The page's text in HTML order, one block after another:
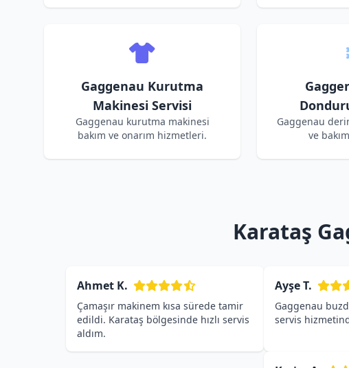
Gaggenau Kurutma
Makinesi Servisi
Gaggenau kurutma makinesi
bakım ve onarım hizmetleri.
Gaggenau
ve
Karataş
Ahmet K.
Çamaşır makinem kısa sürede tamir
edildi. Karataş bölgesinde hızlı servis
aldım.
Ayşe T.
Gaggenau
servis